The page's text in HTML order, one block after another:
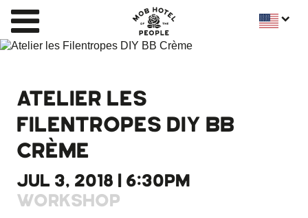
ATELIER LES
FILENTROPES DIY BB
CRÈME
JUL 3, 2018 | 6:30PM
WORKSHOP